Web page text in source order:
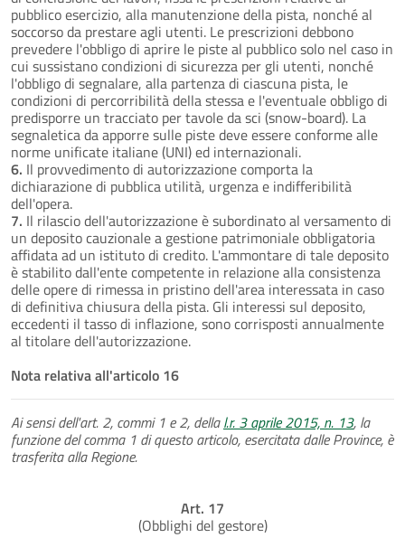
pubblico esercizio, alla manutenzione della pista, nonché al
soccorso da prestare agli utenti. Le prescrizioni debbono
prevedere l'obbligo di aprire le piste al pubblico solo nel caso in
cui sussistano condizioni di sicurezza per gli utenti, nonché
l'obbligo di segnalare, alla partenza di ciascuna pista, le
condizioni di percorribilità della stessa e l'eventuale obbligo di
predisporre un tracciato per tavole da sci (snow-board). La
segnaletica da apporre sulle piste deve essere conforme alle
norme unificate italiane (UNI) ed internazionali.
6. Il provvedimento di autorizzazione comporta la
dichiarazione di pubblica utilità, urgenza e indifferibilità
dell'opera.
7. Il rilascio dell'autorizzazione è subordinato al versamento di
un deposito cauzionale a gestione patrimoniale obbligatoria
affidata ad un istituto di credito. L'ammontare di tale deposito
è stabilito dall'ente competente in relazione alla consistenza
delle opere di rimessa in pristino dell'area interessata in caso
di definitiva chiusura della pista. Gli interessi sul deposito,
eccedenti il tasso di inflazione, sono corrisposti annualmente
al titolare dell'autorizzazione.
Nota relativa all'articolo 16
Ai sensi dell'art. 2, commi 1 e 2, dellal.r. 3 aprile 2015, n. 13, la
funzione del comma 1 di questo articolo, esercitata dalle Province, è
trasferita alla Regione.
Art. 17
(Obblighi del gestore)